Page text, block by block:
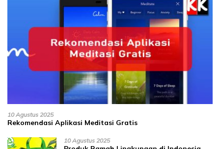
10 Agustus 2025
Rekomendasi Aplikasi Meditasi Gratis
10 Agustus 2025